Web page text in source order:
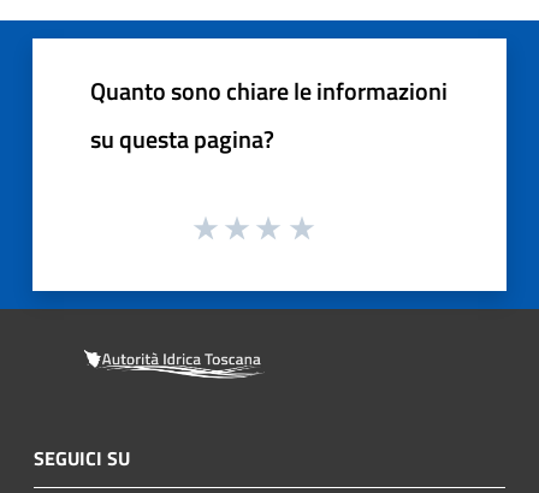
Quanto sono chiare le informazioni
su questa pagina?
SEGUICI SU